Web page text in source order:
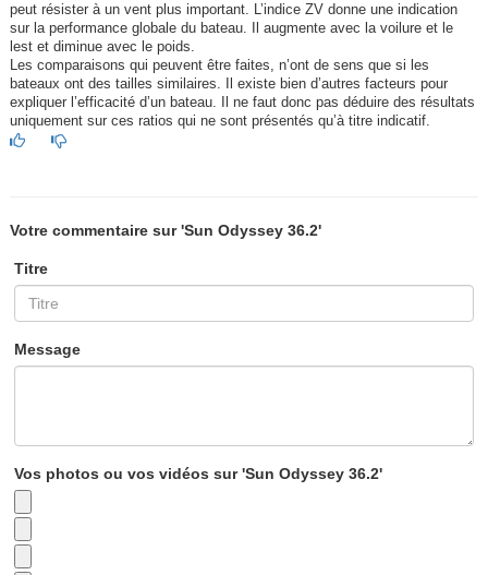
peut résister à un vent plus important. L’indice ZV donne une indication
sur la performance globale du bateau. Il augmente avec la voilure et le
lest et diminue avec le poids.
Les comparaisons qui peuvent être faites, n’ont de sens que si les
bateaux ont des tailles similaires. Il existe bien d’autres facteurs pour
expliquer l’efficacité d’un bateau. Il ne faut donc pas déduire des résultats
uniquement sur ces ratios qui ne sont présentés qu’à titre indicatif.
Votre commentaire sur 'Sun Odyssey 36.2'
Titre
Message
Vos photos ou vos vidéos sur 'Sun Odyssey 36.2'